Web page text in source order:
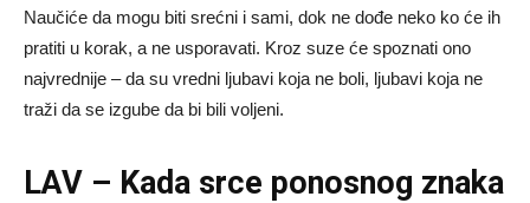
Naučiće da mogu biti srećni i sami, dok ne dođe neko ko će ih
pratiti u korak, a ne usporavati. Kroz suze će spoznati ono
najvrednije – da su vredni ljubavi koja ne boli, ljubavi koja ne
traži da se izgube da bi bili voljeni.
LAV – Kada srce ponosnog znaka